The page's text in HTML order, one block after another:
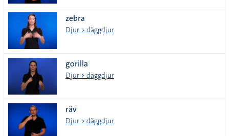
zebra
Djur > däggdjur
gorilla
Djur > däggdjur
räv
Djur > däggdjur